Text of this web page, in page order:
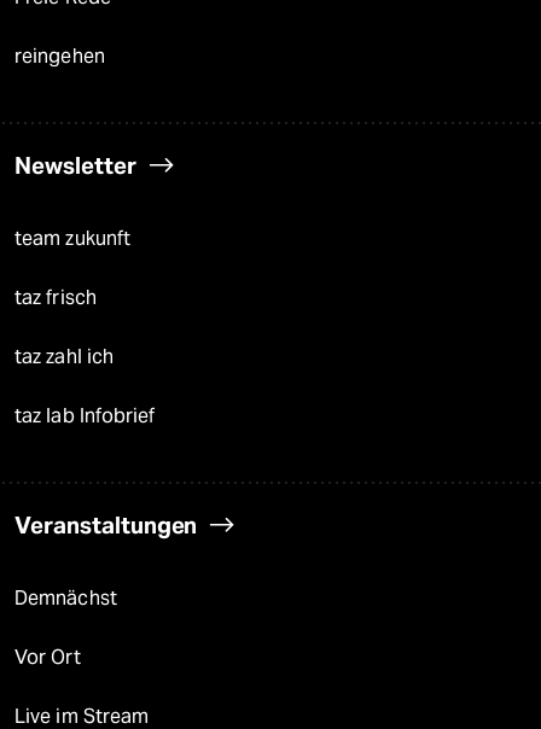
reingehen
Newsletter
team zukunft
taz frisch
taz zahl ich
taz lab Infobrief
Veranstaltungen
Demnächst
Vor Ort
Live im Stream